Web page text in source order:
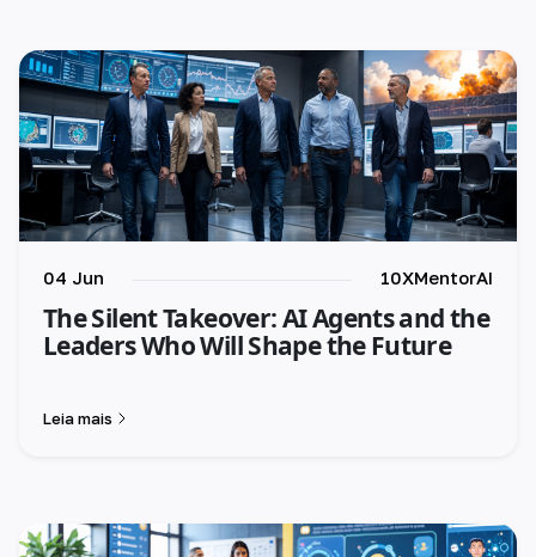
04 Jun 10XMentorAI
The Silent Takeover: AI Agents and the
Leaders Who Will Shape the Future
Leia mais